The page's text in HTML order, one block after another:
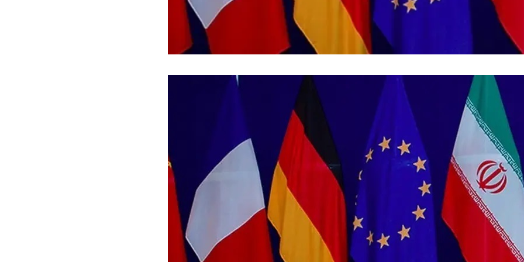
فضاپیمای «استارشیپ» ایلان ماسک
حدید ۱۱۰؛ نسخه سریع‌تر، پنهان‌کارتر و
مرگبارتر پهپادهای ایرانی | پهپاد انتحاری
جدید ایران چیست؟